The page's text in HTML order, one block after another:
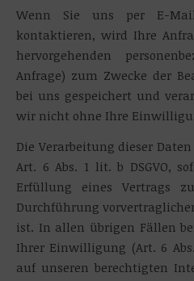
Wenn Sie uns per E-
kontaktieren, wird Ihre
hervorgehenden
Anfrage) zum Zwecke der
bei uns gespeichert und
wir nicht ohne Ihre
Die Verarbeitung dieser
Art. 6 Abs. 1 lit. b DSGVO,
Erfüllung eines Vertrags
Durchführung
ist. In allen übrigen Fällen
Ihrer Einwilligung (Art. 6
auf unseren berechtigten